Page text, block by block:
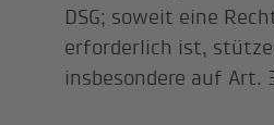
DSG; soweit eine
erforderlich ist,
insbesondere auf Art.